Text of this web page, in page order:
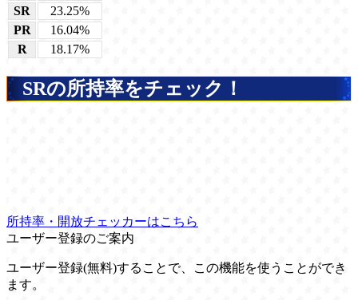
SR
23.25%
PR
16.04%
R
18.17%
SRの所持率をチェック！
所持率・開放チェッカーはこちら
ユーザー登録のご案内
ユーザー登録(無料)することで、この機能を使うことができ
ます。